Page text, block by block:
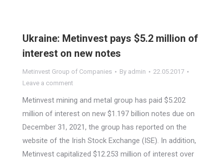
Ukraine: Metinvest pays $5.2 million of
interest on new notes
Metinvest Group of Companies By admin
22.05.2017
Leave a comment
Metinvest mining and metal group has paid $5.202
million of interest on new $1.197 billion notes due on
December 31, 2021, the group has reported on the
website of the Irish Stock Exchange (ISE). In addition,
Metinvest capitalized $12.253 million of interest over